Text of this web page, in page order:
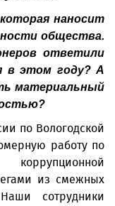
которая наносит
общества.
ответили
в этом году? А
материальный
по Вологодской
работу по
из смежных
сотрудники